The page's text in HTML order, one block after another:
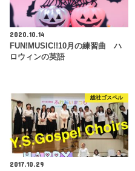
2020.10.14
FUN!MUSIC!!10月の練習曲 ハ
ロウィンの英語
総社ゴスペル
2017.10.29